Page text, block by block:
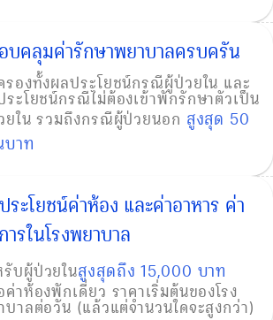
บคลุมค่ารักษาพยาบาลครบครัน
รองทั้งผลประโยชน์กรณีผู้ป่วยใน และ
ระโยชน์กรณีไม่ต้องเข้าพักรักษาตัวเป็น
ยใน รวมถึงกรณีผู้ป่วยนอก สูงสุด 50
บาท
ระโยชน์ค่าห้อง และค่าอาหาร ค่า
รในโรงพยาบาล
บผู้ป่วยในสูงสุดถึง 15,000 บาท
าห้องพักเดี่ยว ราคาเริ่มต้นของโรง
าลต่อวัน (แล้วแต่จำนวนใดจะสูงกว่า)